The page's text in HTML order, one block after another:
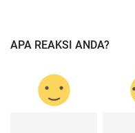
APA REAKSI ANDA?